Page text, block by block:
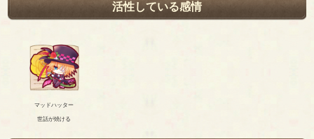
活性している感情
マッドハッター
世話が焼ける